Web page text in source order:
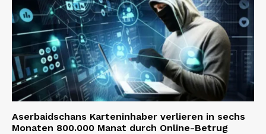
Aserbaidschans Karteninhaber verlieren in sechs
Monaten 800.000 Manat durch Online-Betrug